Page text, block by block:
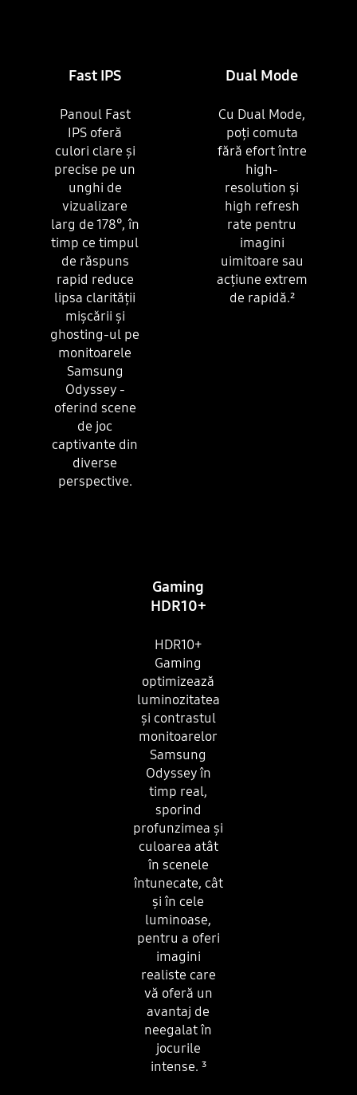
Fast IPS
Panoul Fast
IPS oferă
culori clare și
precise pe un
unghi de
vizualizare
larg de 178°, în
timp ce timpul
de răspuns
rapid reduce
lipsa clarității
mișcării și
ghosting-ul pe
monitoarele
Samsung
Odyssey -
oferind scene
de joc
captivante din
diverse
perspective.
Dual Mode
Cu Dual Mode,
poți comuta
fără efort între
high-
resolution și
high refresh
rate pentru
imagini
uimitoare sau
acțiune extrem
de rapidă.²
Gaming
HDR10+
HDR10+
Gaming
optimizează
luminozitatea
și contrastul
monitoarelor
Samsung
Odyssey în
timp real,
sporind
profunzimea și
culoarea atât
în ​​scenele
întunecate, cât
și în cele
luminoase,
pentru a oferi
imagini
realiste care
vă oferă un
avantaj de
neegalat în
jocurile
intense. ³